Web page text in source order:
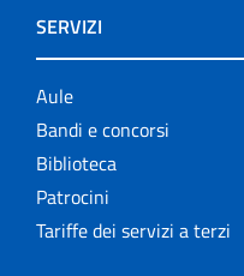
SERVIZI
Aule
Bandi e concorsi
Biblioteca
Patrocini
Tariffe dei servizi a terzi